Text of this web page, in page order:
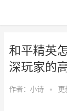
和平精英
深玩家的
作者： 小诗 •